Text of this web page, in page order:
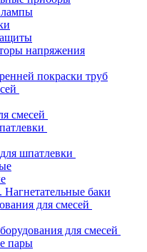
напряжения
покраски труб
смесей
шпатлевки
баки
для смесей
для смесей
пары